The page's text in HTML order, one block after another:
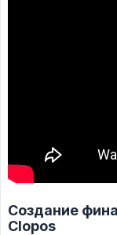
Создание
Clopos